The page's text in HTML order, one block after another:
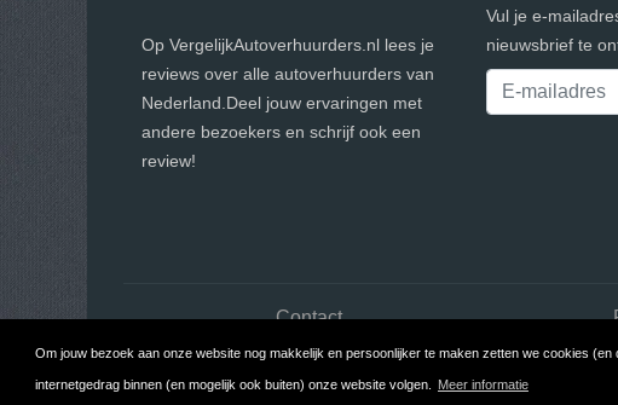
Om jouw bezoek aan onze website nog makkelijk en persoonlijker te maken zetten we cookies
internetgedrag binnen (en mogelijk ook buiten) onze website volgen. Meer informatie
Op VergelijkAutoverhuurders.nl lees je
reviews over alle autoverhuurders van
Nederland.Deel jouw ervaringen met
andere bezoekers en schrijf ook een
review!
Vul je e-
nieuwsbrief te
Contact
Copyright ©